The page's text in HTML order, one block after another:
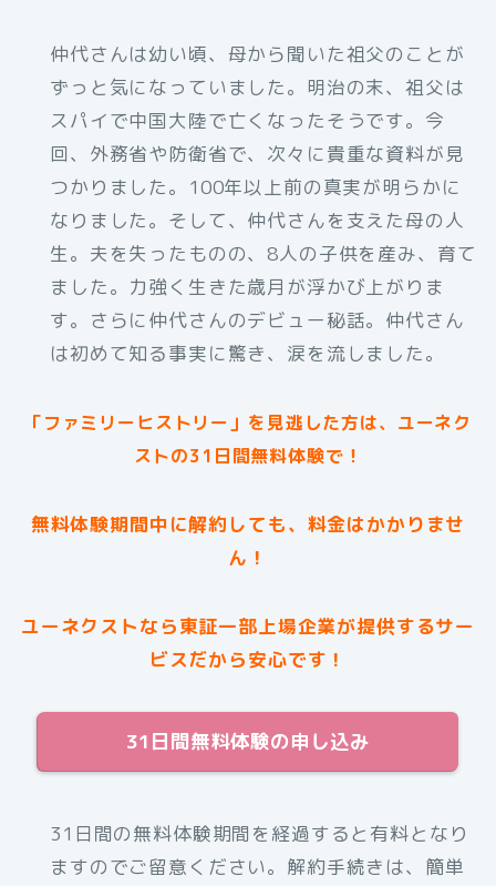
仲代さんは幼い頃、母から聞いた祖父のことが
ずっと気になっていました。明治の末、祖父は
スパイで中国大陸で亡くなったそうです。今
回、外務省や防衛省で、次々に貴重な資料が見
つかりました。100年以上前の真実が明らかに
なりました。そして、仲代さんを支えた母の人
生。夫を失ったものの、8人の子供を産み、育て
ました。力強く生きた歳月が浮かび上がりま
す。さらに仲代さんのデビュー秘話。仲代さん
は初めて知る事実に驚き、涙を流しました。
「ファミリーヒストリー」を見逃した方は、ユーネク
ストの31日間無料体験で！
無料体験期間中に解約しても、料金はかかりませ
ん！
ユーネクストなら東証一部上場企業が提供するサー
ビスだから安心です！
31日間無料体験の申し込み
31日間の無料体験期間を経過すると有料となり
ますのでご留意ください。解約手続きは、簡単